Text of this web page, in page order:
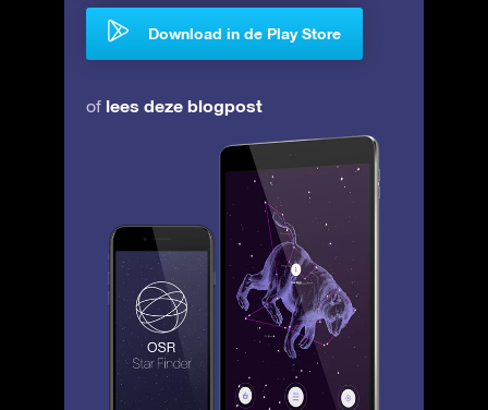
Download in de Play Store
of lees deze blogpost